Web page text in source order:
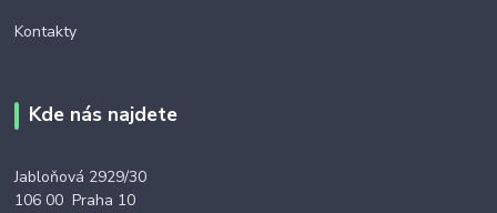
Kontakty
Kde nás najdete
Jabloňová 2929/30
106 00 Praha 10